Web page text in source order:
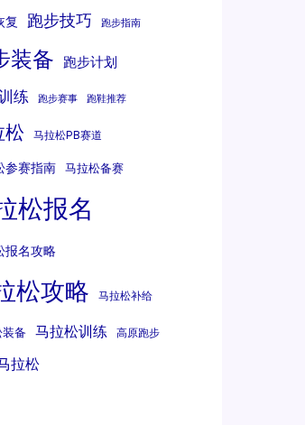
复 跑步技巧 跑步指南
装备 跑步计划
练 跑步赛事 跑鞋推荐
松 马拉松PB赛道
参赛指南 马拉松备赛
松报名
报名攻略
松攻略 马拉松补给
备 马拉松训练 高原跑步
拉松